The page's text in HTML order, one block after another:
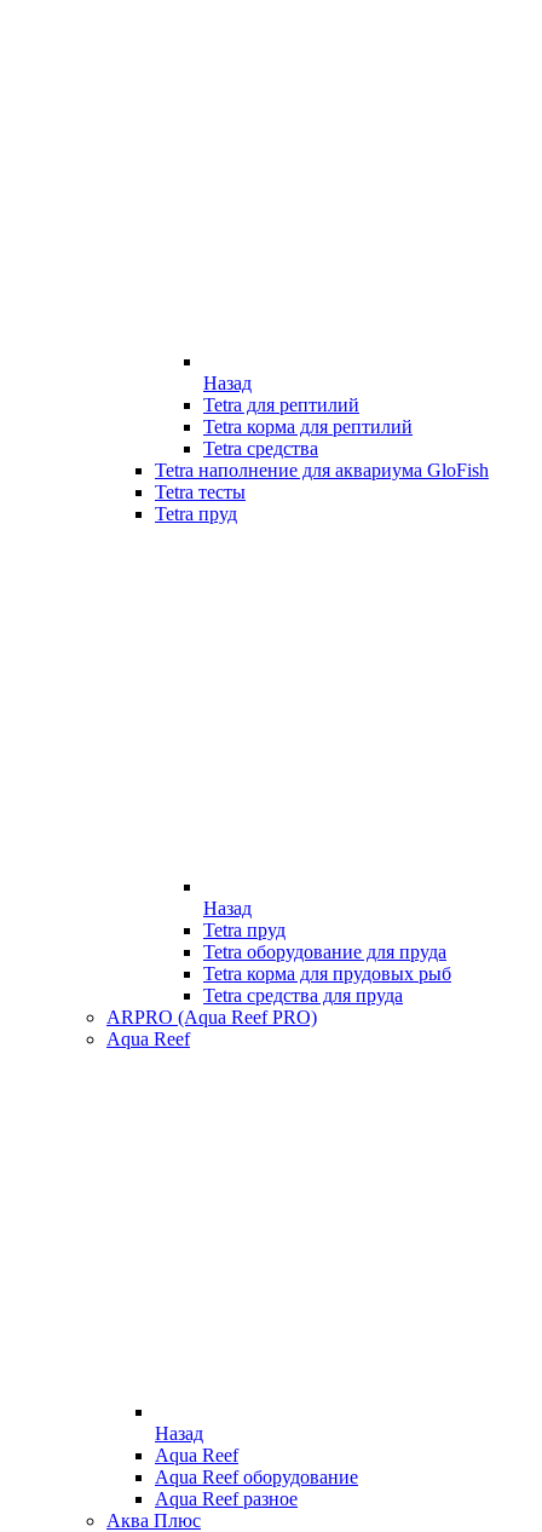
Назад
Tetra для рептилий
Tetra корма для рептилий
Tetra средства
Tetra наполнение для аквариума GloFish
Tetra тесты
Tetra пруд
Назад
Tetra пруд
Tetra оборудование для пруда
Tetra корма для прудовых рыб
Tetra средства для пруда
ARPRO (Aqua Reef PRO)
Aqua Reef
Назад
Aqua Reef
Aqua Reef оборудование
Aqua Reef разное
Аква Плюс